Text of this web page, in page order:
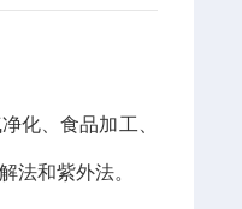
化、食品加工、
法和紫外法。